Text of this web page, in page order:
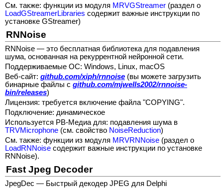
См. также: функции из модуля MRVGStreamer (раздел о
LoadGStreamerLibraries содержит важные инструкции по
установке GStreamer)
RNNoise
RNNoise — это бесплатная библиотека для подавления
шума, основанная на рекуррентной нейронной сети.
Поддерживаемые ОС: Windows, Linux, macOS
Веб-сайт: github.com/xiph/rnnoise (вы можете загрузить
бинарные файлы с github.com/mjwells2002/rnnoise-
bin/releases)
Лицензия: требуется включение файла "COPYING".
Подключение: динамическое
Используется РВ-Медиа для: подавления шума в
TRVMicrophone (см. свойство NoiseReduction)
См. также: функции из модуля MRVRNNoise (раздел о
LoadRNNoise содержит важные инструкции по установке
RNNoise).
Fast Jpeg Decoder
JpegDec — Быстрый декодер JPEG для Delphi